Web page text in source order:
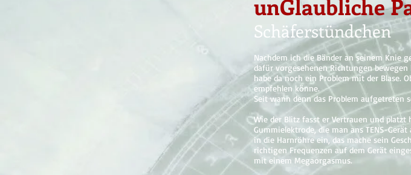
unGlaubliche
Schäferstündchen
Nachdem ich die Bänder an seinem Knie
dafür vorgesehenen Richtungen
habe da noch ein Problem mit der Blase.
empfehlen könne.
Seit wann denn das Problem aufgetreten
Wie der Blitz fasst er Vertrauen und platzt
Gummielektrode, die man ans TENS-
in die Harnröhre ein, das mache sein
richtigen Frequenzen auf dem Gerät
mit einem Megaorgasmus.